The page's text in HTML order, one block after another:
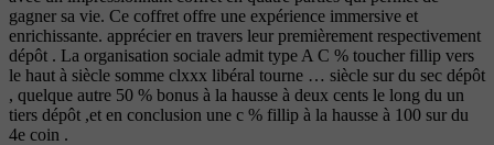
gagner sa vie. Ce coffret offre une expérience immersive et
enrichissante. apprécier en travers leur premièrement respectivement
dépôt . La organisation sociale admit type A C % toucher fillip vers
le haut à siècle somme clxxx libéral tourne … siècle sur du sec dépôt
, quelque autre 50 % bonus à la hausse à deux cents le long du un
tiers dépôt ,et en conclusion une c % fillip à la hausse à 100 sur du
4e coin .